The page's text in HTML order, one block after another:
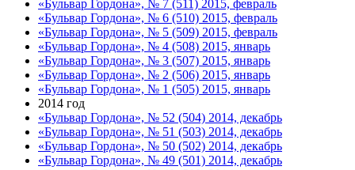
«Бульвар Гордона», № 7 (511) 2015, февраль
«Бульвар Гордона», № 6 (510) 2015, февраль
«Бульвар Гордона», № 5 (509) 2015, февраль
«Бульвар Гордона», № 4 (508) 2015, январь
«Бульвар Гордона», № 3 (507) 2015, январь
«Бульвар Гордона», № 2 (506) 2015, январь
«Бульвар Гордона», № 1 (505) 2015, январь
2014 год
«Бульвар Гордона», № 52 (504) 2014, декабрь
«Бульвар Гордона», № 51 (503) 2014, декабрь
«Бульвар Гордона», № 50 (502) 2014, декабрь
«Бульвар Гордона», № 49 (501) 2014, декабрь